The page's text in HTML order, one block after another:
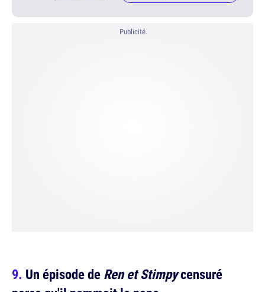
Publicité
Un épisode deRen et Stimpycensuré